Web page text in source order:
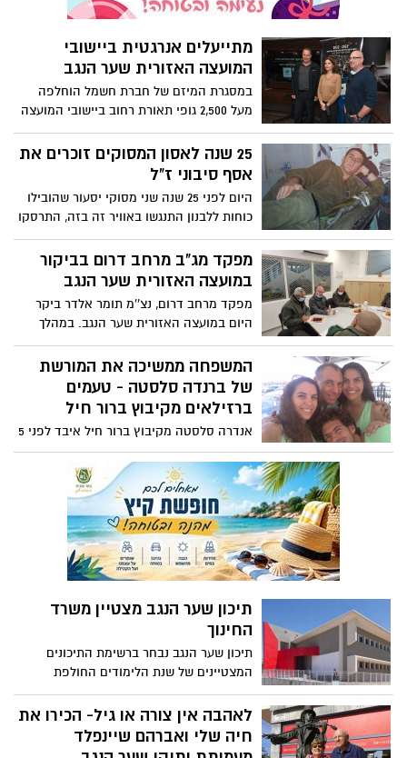
תלמידי שער הנגב שלחו בתחילת השבוע
ובובות לילדי בית היתומים "עלומים" שנחת
בתחילת השבוע בישראל.
מתייעלים אנרגטית ביישובי
המועצה האזורית שער הנגב
במסגרת המיזם של חברת חשמל הוחלפה
מעל 2,500 גופי תאורת רחוב ביישובי המועצה
הפרויקט הינו ביוזמת המשרד להגנת הסביבה
וחברת החשמל לביצוע התייעלות אנרגטית ב
הנגב
25 שנה לאסון המסוקים זוכרים את
אסף סיבוני ז"ל
היום לפני 25 שנה שני מסוקי יסעור שהובילו
כוחות ללבנון התנגשו באוויר זה בזה, התרסקו
אל הקרקע - ועליהם 73 לוחמים ואנשי צוות
האוויר, בין הנופלים סמ"ר אסף סיבוני ז״ל
מניר עם שבשער הנגב. ממערב לקיבוץ ניר עם
אסף סיבוני"
מפקד מג"ב מרחב דרום בביקור
במועצה האזורית שער הנגב
מפקד מרחב דרום, נצ''מ תומר אלדר ביקר
היום במועצה האזורית שער הנגב. במהלך
הסקירה הוצגו נתוני הפשיעה מהם עולה 66%
ירידה בפשיעה החקלאית.
המשפחה ממשיכה את המורשת
של ברנדה סלסטה - טעמים
ברזילאים מקיבוץ ברור חיל
אנדרה סלסטה מקיבוץ ברור חיל איבד לפני 5
שנים את אשתו, והחליט להמשיך את המורשת
שלה לטעמים ומאפים ברזילאים. כיום,
כשהמוצרים שלהם נמצאים בחנויות טבע,
סופרים ומסעדות בכל הארץ, סלסטה טעמים
נפתח גם לשוק הפרטי עם אתר למכירה
באמצעות תכנית E-Commerce 360 שנולדה
בתקופת הקורונה במטרה להגדיל את
המכירות המקוונות של עסקים קטנים
בפריפריה
תיכון שער הנגב מצטיין משרד
החינוך
תיכון שער הנגב נבחר ברשימת התיכונים
המצטיינים של שנת הלימודים החולפת
שפרסם משרד החינוך. התיכון דורג בין בתי
הספר בעלי ההישגים הגבוהים ביותר בארץ
בתחומים הערכיים, החברתיים והלימודיים!
לאהבה אין צורה או גיל- הכירו את
חיה שלי ואברהם שיינפלד